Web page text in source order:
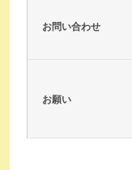
お問い合わせ
お願い